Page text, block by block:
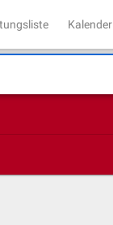
Kalender